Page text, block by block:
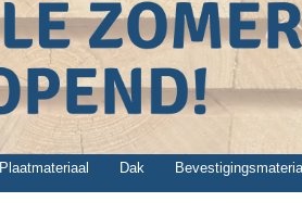
Plaatmateriaal Dak